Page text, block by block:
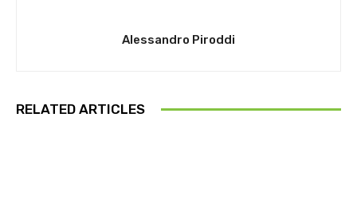
Alessandro Piroddi
RELATED ARTICLES